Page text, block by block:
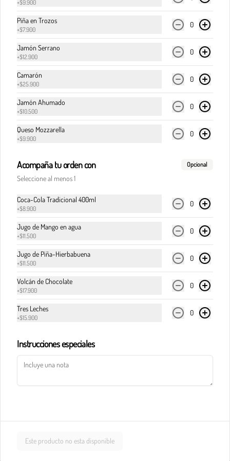
$32.900
Carne de res en cocción lenta, en clásica salsa de
pomodoro, cebolla y finas hierbas italianas.
Pasta calderete castello pollo
Pasta calderete pollo al pesto
+$9.900
Piña en Trozos
+$7.900
0
Jamón Serrano
+$12.900
0
Camarón
+$25.900
0
Jamón Ahumado
+$10.500
0
Queso Mozzarella
+$9.900
0
Acompaña tu orden con Opcional
Seleccione al menos 1
Coca-Cola Tradicional 400ml
+$8.900
0
Jugo de Mango en agua
+$11.500
0
Jugo de Piña-Hierbabuena
+$11.500
0
Volcán de Chocolate
+$17.900
0
Tres Leches
+$15.900
0
Instrucciones especiales
Este producto no esta disponible